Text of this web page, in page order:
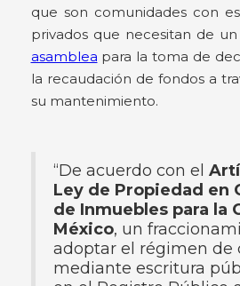
que son comunidades con
privados que necesitan de un
asamblea para la toma de
la recaudación de fondos a
su mantenimiento.
“De acuerdo con el
Ley de Propiedad en
de Inmuebles para la
México, un
adoptar el régimen de
mediante escritura